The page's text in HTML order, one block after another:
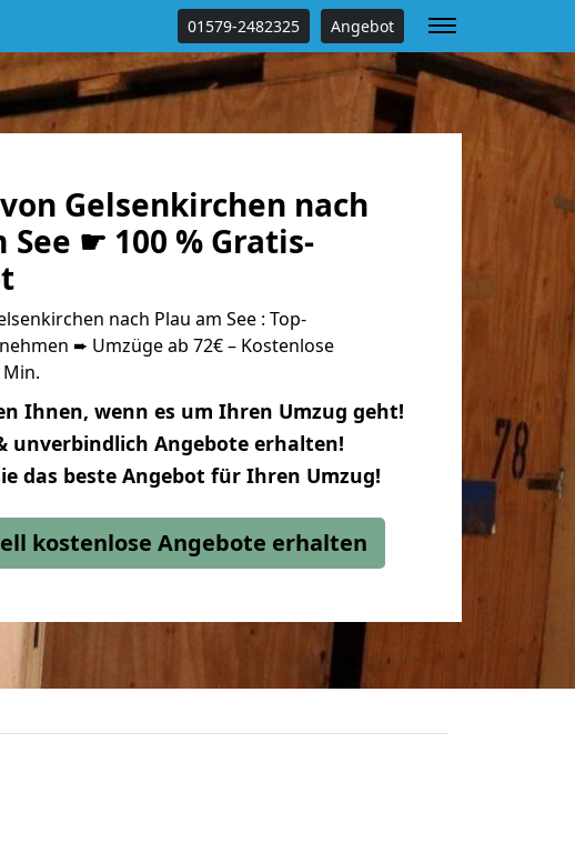
01579-2482325 Angebot
Gelsenkirchen nach
See ☛ 100 % Gratis-
nach Plau am See : Top-
➨ Umzüge ab 72€ – Kostenlose
Ihnen, wenn es um Ihren Umzug geht!
unverbindlich Angebote erhalten!
das beste Angebot für Ihren Umzug!
kostenlose Angebote erhalten